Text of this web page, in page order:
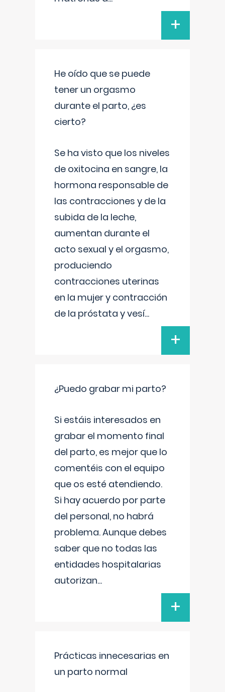
+
He oído que se puede
tener un orgasmo
durante el parto, ¿es
cierto?
Se ha visto que los niveles
de oxitocina en sangre, la
hormona responsable de
las contracciones y de la
subida de la leche,
aumentan durante el
acto sexual y el orgasmo,
produciendo
contracciones uterinas
en la mujer y contracción
de la próstata y vesí...
+
¿Puedo grabar mi parto?
Si estáis interesados en
grabar el momento final
del parto, es mejor que lo
comentéis con el equipo
que os esté atendiendo.
Si hay acuerdo por parte
del personal, no habrá
problema. Aunque debes
saber que no todas las
entidades hospitalarias
autorizan...
+
Prácticas innecesarias en
un parto normal